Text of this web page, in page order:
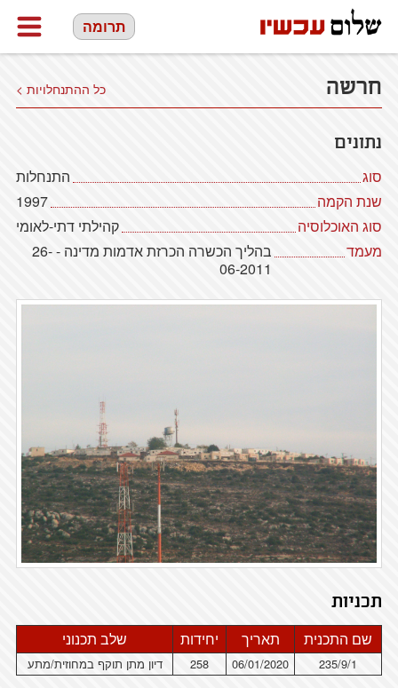
תרומה
חרשה כל ההתנחלויות >
נתונים
סוג
התנחלות
שנת הקמה
1997
סוג האוכלוסיה
קהילתי דתי-לאומי
מעמד
בהליך הכשרה הכרזת אדמות מדינה - 26-
06-2011
תכניות
שם התכנית תאריך יחידות שלב תכנוני
235/9/1
06/01/2020
258 דיון מתן תוקף במחוזית/מתע